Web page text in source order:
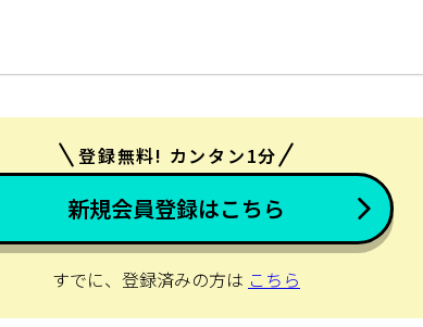
登録無料! カンタン1分
新規会員登録はこちら
すでに、登録済みの方は こちら